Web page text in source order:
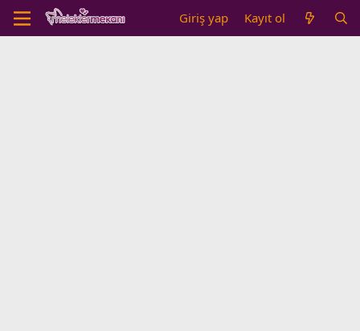
Giriş yap Kayıt ol